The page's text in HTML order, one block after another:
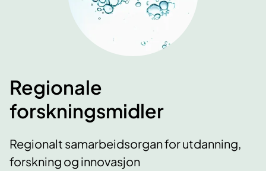
Regionale
forskningsmidler
Regionalt samarbeidsorgan for utdanning,
forskning og innovasjon